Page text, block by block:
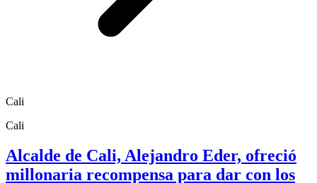
Cali
Cali
Alcalde de Cali, Alejandro Eder, ofreció
millonaria recompensa para dar con los